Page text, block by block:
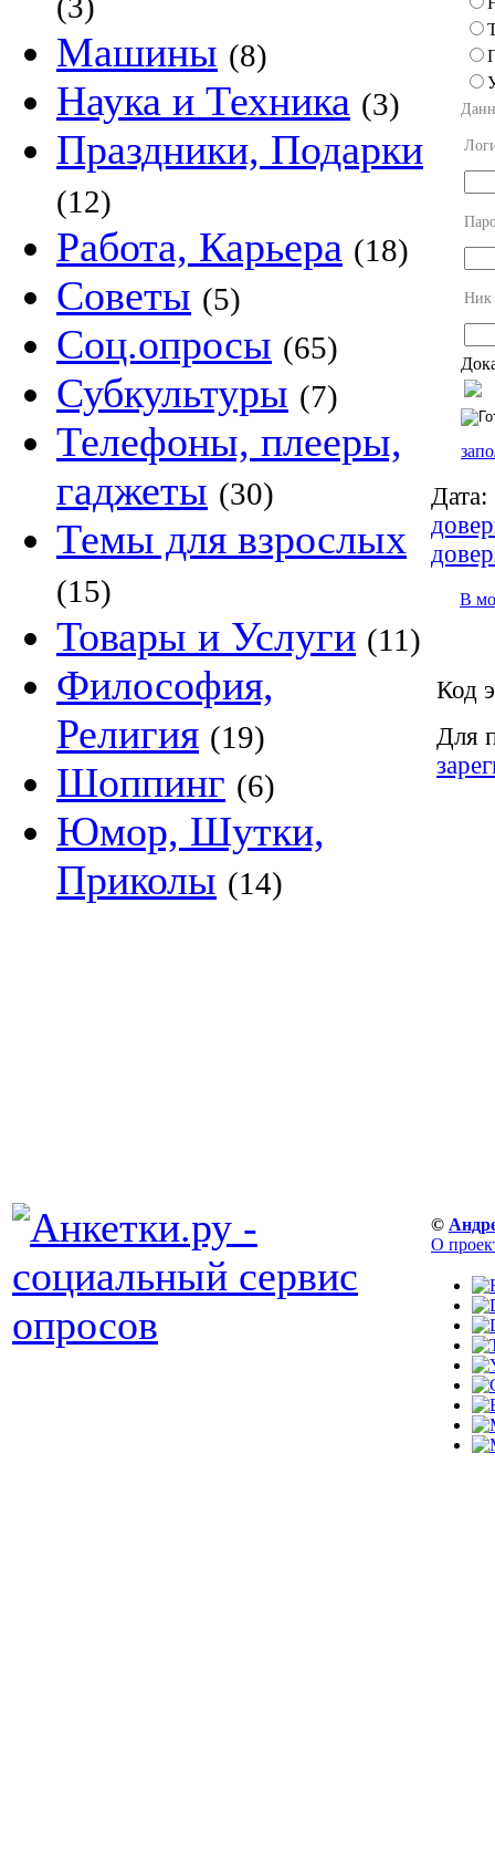
Машины (8)
Наука и Техника (3)
Праздники, Подарки
(12)
Работа, Карьера (18)
Советы (5)
Соц.опросы (65)
Субкультуры (7)
Телефоны, плееры,
гаджеты (30)
Темы для взрослых
(15)
Товары и Услуги (11)
Философия,
Религия (19)
Шоппинг (6)
Юмор, Шутки,
Приколы (14)
Ник
Дата:
В
Код
Для
©
О